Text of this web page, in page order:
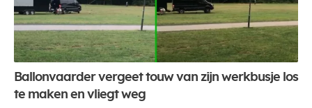
Ballonvaarder vergeet touw van zijn werkbusje los
te maken en vliegt weg